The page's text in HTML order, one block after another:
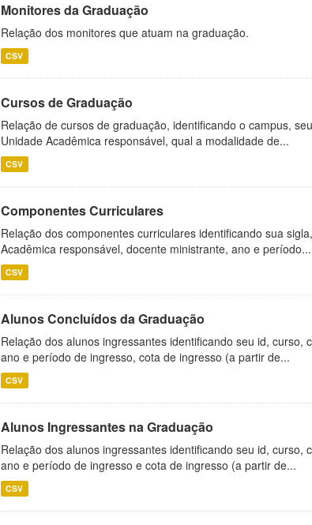
Monitores da Graduação
Relação dos monitores que atuam na graduação.
CSV
Cursos de Graduação
Relação de cursos de graduação, identificando o campus,
Unidade Acadêmica responsável, qual a modalidade de...
CSV
Componentes Curriculares
Relação dos componentes curriculares identificando sua
Acadêmica responsável, docente ministrante, ano e período...
CSV
Alunos Concluídos da Graduação
Relação dos alunos ingressantes identificando seu id,
ano e período de ingresso, cota de ingresso (a partir de...
CSV
Alunos Ingressantes na Graduação
Relação dos alunos ingressantes identificando seu id,
ano e período de ingresso e cota de ingresso (a partir de...
CSV